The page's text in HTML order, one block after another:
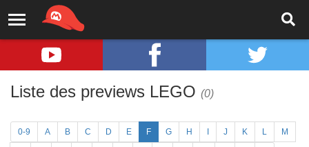
Liste des previews LEGO (0)
0-9 A B C D E F G H J K L M